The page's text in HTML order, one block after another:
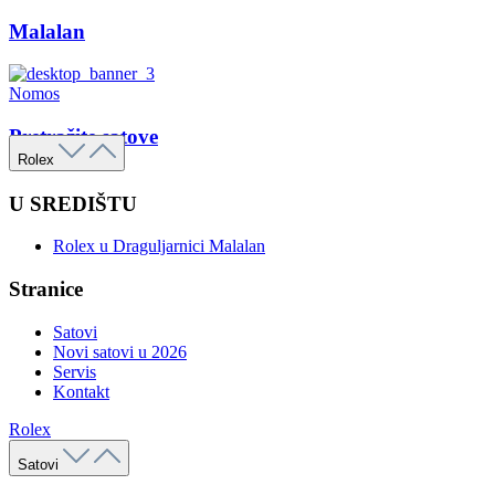
Malalan
Nomos
Pretražite satove
Rolex
U SREDIŠTU
Rolex u Draguljarnici Malalan
Stranice
Satovi
Novi satovi u 2026
Servis
Kontakt
Rolex
Satovi